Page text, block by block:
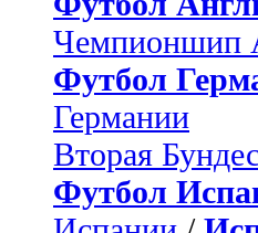
Чемпионшип
Футбол
Германии
Вторая
Футбол